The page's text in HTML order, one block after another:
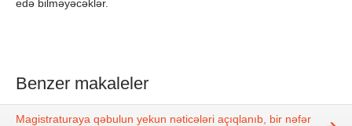
edə bilməyəcəklər.
Benzer makaleler
Magistraturaya qəbulun yekun nəticələri açıqlanıb, bir nəfər